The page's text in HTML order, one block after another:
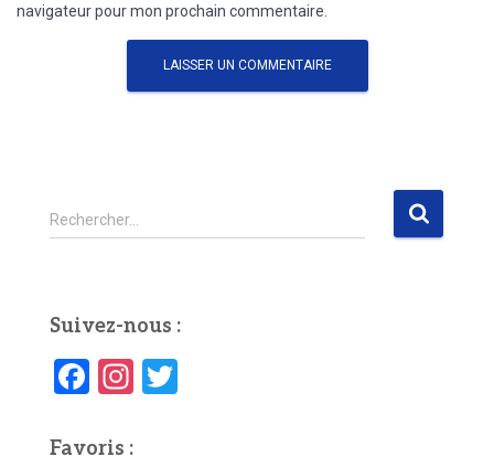
navigateur pour mon prochain commentaire.
R
e
r
c
Rechercher…
Suivez-nous :
F
c
In
Favoris :